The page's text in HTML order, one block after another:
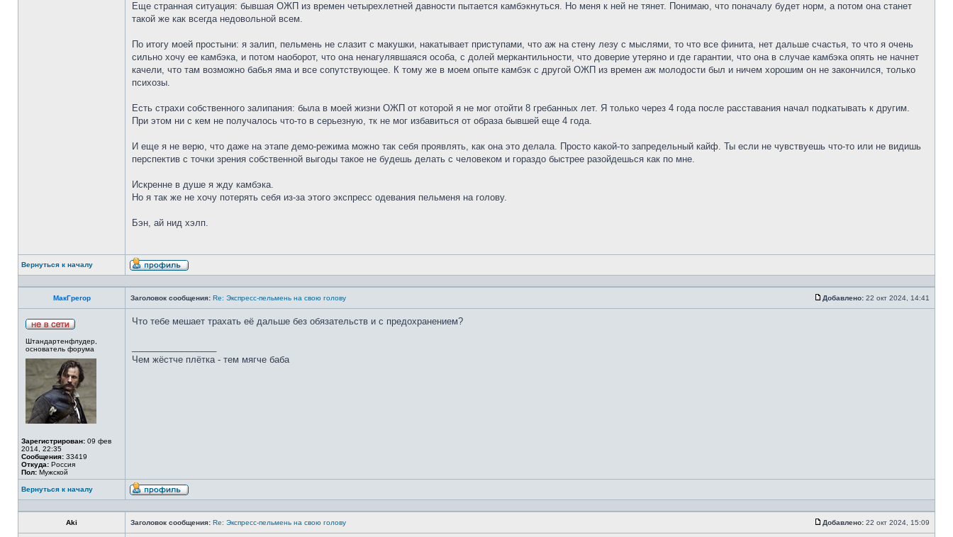
Еще странная ситуация: бывшая ОЖП из времен четырехлетней давности пытается камбэкнуться. Но меня к ней не тянет. Понимаю, что поначалу будет норм, а потом она станет
такой же как всегда недовольной всем.
По итогу моей простыни: я залип, пельмень не слазит с макушки, накатывает приступами, что аж на стену лезу с мыслями, то что все финита, нет дальше счастья, то что я очень
сильно хочу ее камбэка, и потом наоборот, что она ненагулявшаяся особа, с долей меркантильности, что доверие утеряно и где гарантии, что она в случае камбэка опять не начнет
качели, что там возможно бабья яма и все сопутствующее. К тому же в моем опыте камбэк с другой ОЖП из времен аж молодости был и ничем хорошим он не закончился, только
психозы.
Есть страхи собственного залипания: была в моей жизни ОЖП от которой я не мог отойти 8 гребанных лет. Я только через 4 года после расставания начал подкатывать к другим.
При этом ни с кем не получалось что-то в серьезную, тк не мог избавиться от образа бывшей еще 4 года.
И еще я не верю, что даже на этапе демо-режима можно так себя проявлять, как она это делала. Просто какой-то запредельный кайф. Ты если не чувствуешь что-то или не видишь
перспектив с точки зрения собственной выгоды такое не будешь делать с человеком и гораздо быстрее разойдешься как по мне.
Искренне в душе я жду камбэка.
Но я так же не хочу потерять себя из-за этого экспресс одевания пельменя на голову.
Бэн, ай нид хэлп.
Вернуться к началу
МакГрегор Заголовок сообщения: Re: Экспресс-пельмень на свою голову Добавлено: 22 окт 2024, 14:41
Штандартенфлудер,
основатель форума
Зарегистрирован: 09 фев
2014, 22:35
Сообщения: 33419
Откуда: Россия
Пол: Мужской
Что тебе мешает трахать её дальше без обязательств и с предохранением?
Чем жёстче плётка - тем мягче баба
Вернуться к началу
Aki Заголовок сообщения: Re: Экспресс-пельмень на свою голову Добавлено: 22 окт 2024, 15:09